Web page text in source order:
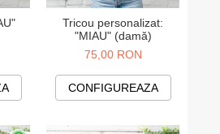
Tricou personalizat:
"MIAU" (damă)
75,00 RON
CONFIGUREAZA